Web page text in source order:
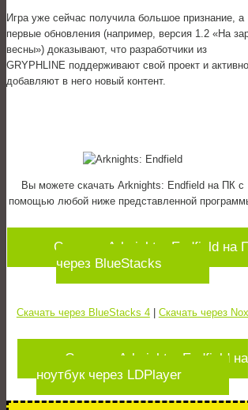
Игра уже сейчас получила большое признание, а
первые обновления (например, версия 1.2 «На
весны») доказывают, что разработчики из
GRYPHLINE поддерживают свой проект и активно
добавляют в него новый контент.
Вы можете скачать Arknights: Endfield на ПК с
помощью любой ниже представленной
Скачать Arknights: Endfield на
через BlueStacks
Скачать через BlueStacks 4| Скачать через Nox
Скачать Arknights: Endfield на
ноутбук через LDPlayer